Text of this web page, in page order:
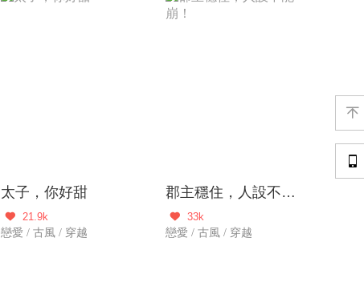
太子，你好甜

21.9k
戀愛 / 古風 / 穿越
郡主穩住，人設不能崩！

33k
戀愛 / 古風 / 穿越
